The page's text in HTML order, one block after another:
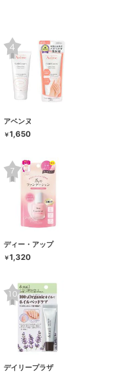
アベンヌ
￥1,650
ディー・アップ
￥1,320
デイリープラザ